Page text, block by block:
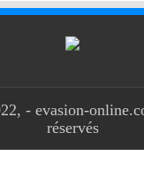
- evasion-
réservés